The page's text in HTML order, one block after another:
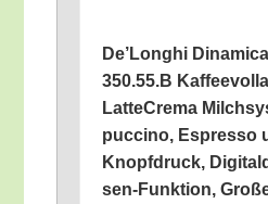
De’­Longhi
350.55.B
Latt­e­Cre­ma
puc­ci­no, Espres­so
Knopf­druck,
sen-Funk­ti­on,